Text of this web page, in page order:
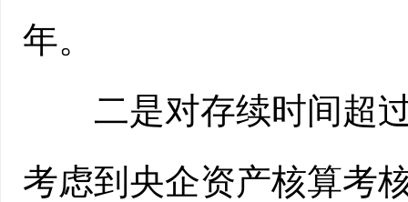
年。
二是对存续时间超过
考虑到央企资产核算考